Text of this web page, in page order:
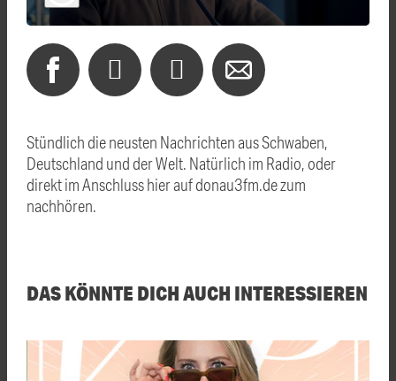
Stündlich die neusten Nachrichten aus Schwaben,
Deutschland und der Welt. Natürlich im Radio, oder
direkt im Anschluss hier auf donau3fm.de zum
nachhören.
DAS KÖNNTE DICH AUCH INTERESSIEREN